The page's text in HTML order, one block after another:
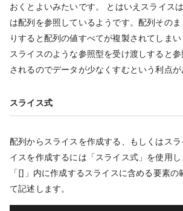
おくとよいみたいです。 とはいえスライス
は配列を参照しているようです。配列その
りすると配列の値すべてが複製されてしまい
スライスのような参照型を受け渡しすると
されるのでデータが少なくすむという利点が
スライス式
配列からスライスを作成する、もしくはス
イスを作成するには「スライス式」を使用
「[]」内に作成するスライスに含める要素の
て記述します。